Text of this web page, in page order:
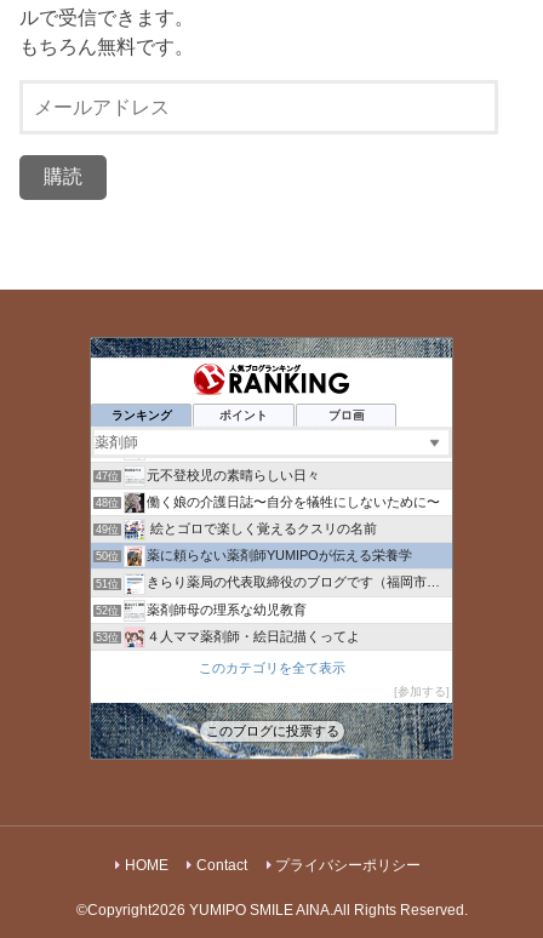
ルで受信できます。
もちろん無料です。
ル
ランキング ポイント ブロ画
ダンサー薬剤師のあれこれ
薬局 福岡で独立したい
45位 【おやじ女子】マンスタグラム
46位
47位 元不登校児の素晴らしい日々
48位 働く娘の介護日誌〜自分を犠牲にしないために〜
49位 絵とゴロで楽しく覚えるクスリの名前
50位 薬に頼らない薬剤師YUMIPOが伝える栄養学
51位 きらり薬局の代表取締役のブログです（福岡市常勤パート薬
52位 薬剤師母の理系な幼児教育
53位 ４人ママ薬剤師・絵日記描くってよ
村瀬華【公式】（へなちょこ華ちゃん）
56位 ルクスメディック
57位 ハタラクキモチ
このカテゴリを全て表示
参加する
このブログに投票する
HOME Contact プライバシーポリシー
©Copyright2026 YUMIPO SMILE AINA.All Rights Reserved.